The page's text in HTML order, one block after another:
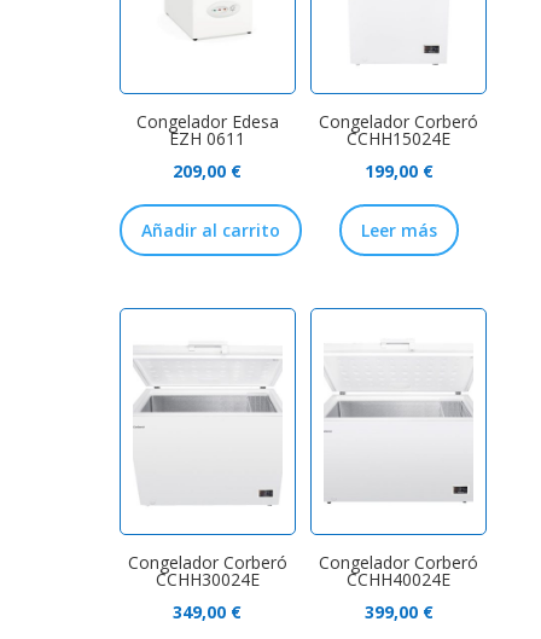
Congelador Edesa
EZH 0611
209,00 €
Añadir al carrito
Congelador Corberó
CCHH15024E
199,00 €
Leer más
Congelador Corberó
CCHH30024E
349,00 €
Congelador Corberó
CCHH40024E
399,00 €